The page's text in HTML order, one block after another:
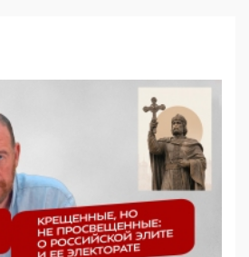
ЮНЕСКО в России, но
определять
граждан: Минцифры намерено
и муниципалитетов право
и социальные объекты от